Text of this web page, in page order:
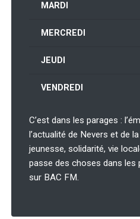
MARDI
MERCREDI
JEUDI
VENDREDI
C’est dans les parages :
l’actualité de Nevers et de
jeunesse, solidarité, vie
passe des choses dans les
sur BAC FM.